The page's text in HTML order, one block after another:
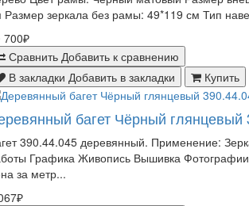
Размер зеркала без рамы: 49*119 см Тип
700₽
Сравнить Добавить к сравнению
В закладки Добавить в закладки Купить
багет Чёрный глянцевый
390.44.045 деревянный. Применение:
Графика Живопись Вышивка
за метр...